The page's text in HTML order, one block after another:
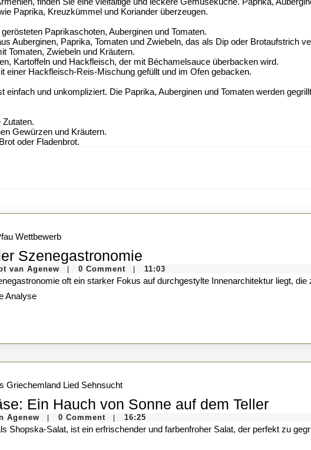
Paprika, Kreuzkümmel und Koriander überzeugen.
Paprikaschoten, Auberginen und Tomaten.
Auberginen, Paprika, Tomaten und Zwiebeln, das als Dip oder Brotaufstrich
Tomaten, Zwiebeln und Kräutern.
Kartoffeln und Hackfleisch, der mit Béchamelsauce überbacken wird.
einer Hackfleisch-Reis-Mischung gefüllt und im Ofen gebacken.
einfach und unkompliziert. Die Paprika, Auberginen und Tomaten werden
Zutaten.
Gewürzen und Kräutern.
oder Fladenbrot.
Szenegastronomie
Pfau-
Effekt
Szenegastronomie
van Agenew Erik
Esot
van
0 Comment 11:03
Analyse
Ein Hauch von Sonne auf dem TellerBalkan-
mit
Agenew Erik
Esot
van
0 Comment 16:25